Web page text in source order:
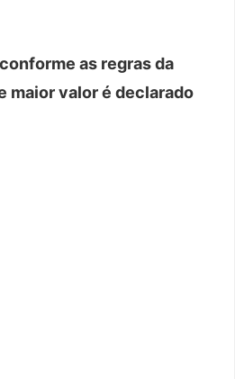
as regras da
maior valor é declarado